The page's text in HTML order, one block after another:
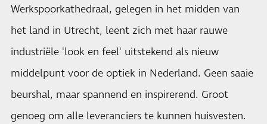
Werkspoorkathedraal, gelegen in het midden van
het land in Utrecht, leent zich met haar rauwe
industriële 'look en feel' uitstekend als nieuw
middelpunt voor de optiek in Nederland. Geen saaie
beurshal, maar spannend en inspirerend. Groot
genoeg om alle leveranciers te kunnen huisvesten.